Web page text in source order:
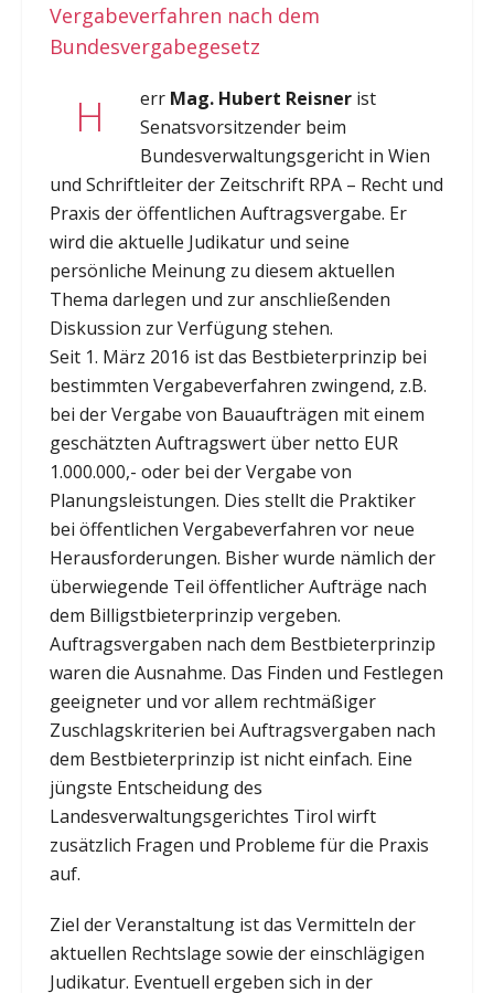
Vergabeverfahren nach dem
Bundesvergabegesetz
H err Mag. Hubert Reisnerist
Senatsvorsitzender beim
Bundesverwaltungsgericht in Wien
und Schriftleiter der Zeitschrift RPA – Recht und
Praxis der öffentlichen Auftragsvergabe. Er
wird die aktuelle Judikatur und seine
persönliche Meinung zu diesem aktuellen
Thema darlegen und zur anschließenden
Diskussion zur Verfügung stehen.
Seit 1. März 2016 ist das Bestbieterprinzip bei
bestimmten Vergabeverfahren zwingend, z.B.
bei der Vergabe von Bauaufträgen mit einem
geschätzten Auftragswert über netto EUR
1.000.000,- oder bei der Vergabe von
Planungsleistungen. Dies stellt die Praktiker
bei öffentlichen Vergabeverfahren vor neue
Herausforderungen. Bisher wurde nämlich der
überwiegende Teil öffentlicher Aufträge nach
dem Billigstbieterprinzip vergeben.
Auftragsvergaben nach dem Bestbieterprinzip
waren die Ausnahme. Das Finden und Festlegen
geeigneter und vor allem rechtmäßiger
Zuschlagskriterien bei Auftragsvergaben nach
dem Bestbieterprinzip ist nicht einfach. Eine
jüngste Entscheidung des
Landesverwaltungsgerichtes Tirol wirft
zusätzlich Fragen und Probleme für die Praxis
auf.
Ziel der Veranstaltung ist das Vermitteln der
aktuellen Rechtslage sowie der einschlägigen
Judikatur. Eventuell ergeben sich in der